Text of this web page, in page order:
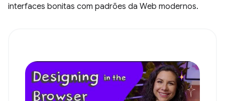
interfaces bonitas com padrões da Web modernos.